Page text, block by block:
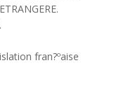
fran?ºaise